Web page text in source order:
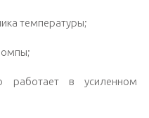
температуры;
работает в усиленном